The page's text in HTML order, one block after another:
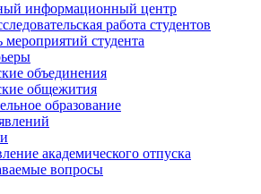
информационный центр
работа студентов
мероприятий студента
объединения
общежития
образование
академического отпуска
вопросы